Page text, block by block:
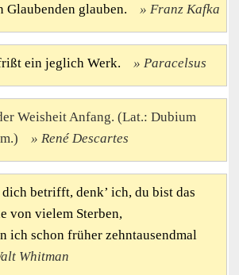
Glaubenden glauben.
Franz Kafka
ein jeglich Werk. Paracelsus
Weisheit Anfang. (Lat.: Dubium
René Descartes
betrifft, denk’ ich, du bist das
von vielem Sterben,
ich schon früher zehntausendmal
Whitman